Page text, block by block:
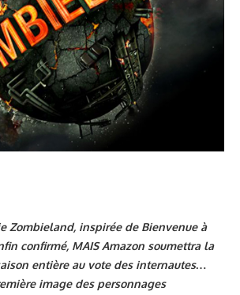
Zombieland, inspirée de Bienvenue à
confirmé, MAIS Amazon soumettra la
entière au vote des internautes…
image des personnages